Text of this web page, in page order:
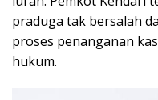
praduga tak bersalah
proses penanganan
hukum.